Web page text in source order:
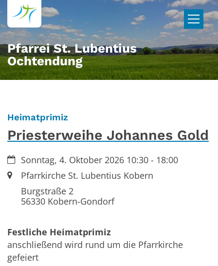
Zum Inhalt springen
Pfarrei St. Lubentius
Ochtendung
Heimatprimiz
Priesterweihe Johannes Gold
Datum:Sonntag, 4. Oktober 2026 10:30 - 18:00
Ort:Pfarrkirche St. Lubentius Kobern
Burgstraße 2
56330Kobern-Gondorf
Festliche Heimatprimiz
anschließend wird rund um die Pfarrkirche
gefeiert